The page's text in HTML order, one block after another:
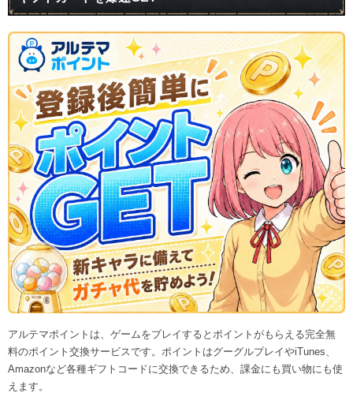
アルテマポイントは、ゲームをプレイするとポイントがもらえる完全無
料のポイント交換サービスです。ポイントはグーグルプレイやiTunes、
Amazonなど各種ギフトコードに交換できるため、課金にも買い物にも使
えます。